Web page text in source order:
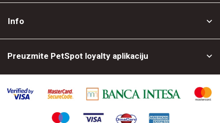
Info
Preuzmite PetSpot loyalty aplikaciju